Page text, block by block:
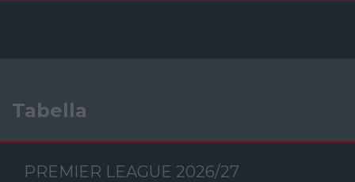
Tabella
PREMIER LEAGUE 2026/27